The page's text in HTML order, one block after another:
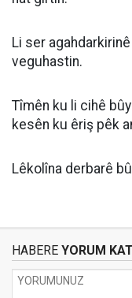
Li ser
veguhastin.
Tîmên ku li cihê
kesên ku êriş pêk
Lêkolîna derbarê
HABERE YORUM KAT